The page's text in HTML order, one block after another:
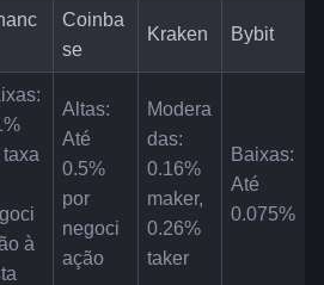
Coinba
se
Kraken Bybit
à
Altas:
Até
0.5%
por
negoci
ação
Modera
das:
0.16%
maker,
0.26%
taker
Baixas:
Até
0.075%